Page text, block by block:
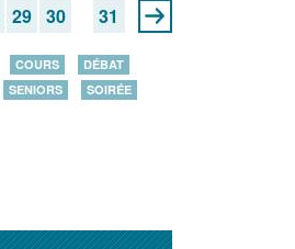
29 30
31
COURS
DÉBAT
SENIORS
SOIRÉE